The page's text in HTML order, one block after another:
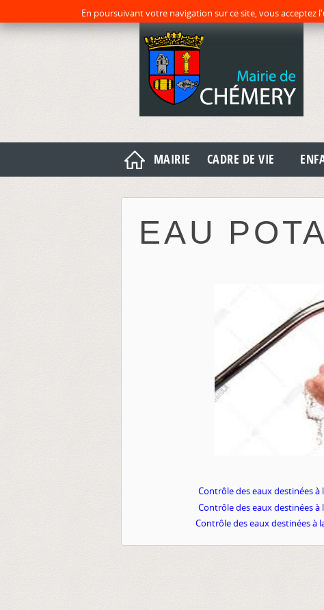
MAIRIE CADRE DE VIE
EAU
Contrôle des eaux destinées
Contrôle des eaux destinées
Contrôle des eaux destinées à
En poursuivant votre navigation sur ce site, vous